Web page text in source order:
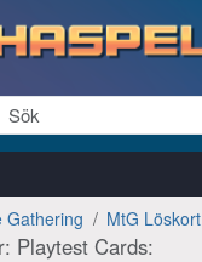
Gathering MtG Löskort
Playtest Cards: